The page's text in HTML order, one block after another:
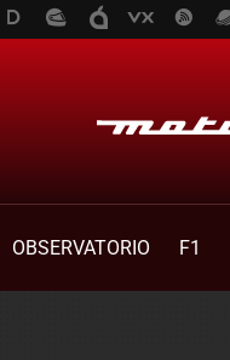
OBSERVATORIO F1